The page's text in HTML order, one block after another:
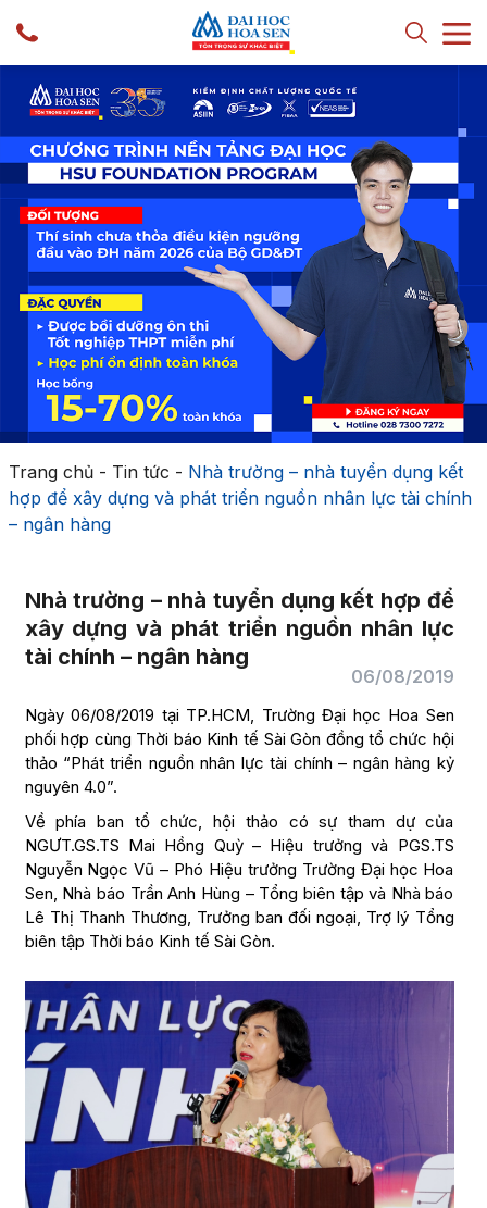
Trang chủ- Tin tức - Nhà trường – nhà tuyển dụng kết
hợp để xây dựng và phát triển nguồn nhân lực tài chính
– ngân hàng
Nhà trường – nhà tuyển dụng kết hợp để
xây dựng và phát triển nguồn nhân lực
tài chính – ngân hàng
06/08/2019
Ngày 06/08/2019 tại TP.HCM, Trường Đại học Hoa Sen
phối hợp cùng Thời báo Kinh tế Sài Gòn đồng tổ chức hội
thảo “Phát triển nguồn nhân lực tài chính – ngân hàng kỷ
nguyên 4.0”.
Về phía ban tổ chức, hội thảo có sự tham dự của
NGƯT.GS.TS Mai Hồng Quỳ – Hiệu trưởng và PGS.TS
Nguyễn Ngọc Vũ – Phó Hiệu trưởng Trường Đại học Hoa
Sen, Nhà báo Trần Anh Hùng – Tổng biên tập và Nhà báo
Lê Thị Thanh Thương, Trưởng ban đối ngoại, Trợ lý Tổng
biên tập Thời báo Kinh tế Sài Gòn.